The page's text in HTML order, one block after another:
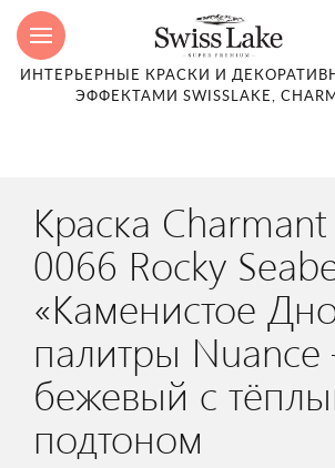
ИНТЕРЬЕРНЫЕ КРАСКИ И
ЭФФЕКТАМИ SWISSLAKE,
Краска
0066 Rocky
«Каменистое
палитры
бежевый с
подтоном